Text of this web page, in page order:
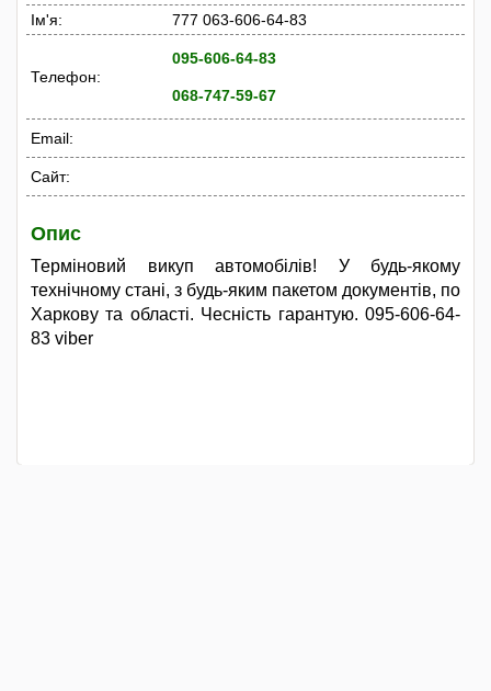
Ім'я:
777 063-606-64-83
Телефон:
095-606-64-83
068-747-59-67
Email:
Сайт:
Опис
Терміновий викуп автомобілів! У будь-якому
технічному стані, з будь-яким пакетом документів, по
Харкову та області. Чесність гарантую. 095-606-64-
83 viber